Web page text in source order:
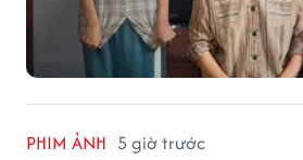
PHIM ẢNH 5 giờ trước